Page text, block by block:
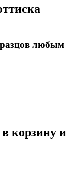
любым
корзину и